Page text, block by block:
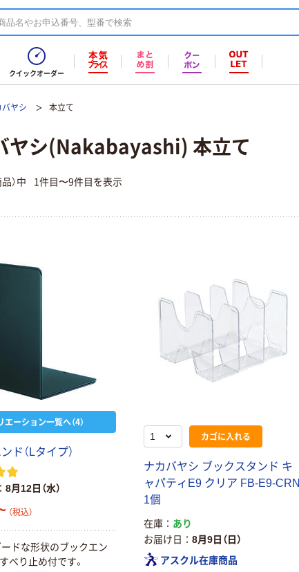
クイックオーダー
バヤシ 本立て
ヤシ(Nakabayashi) 本立て
）中 1件目〜9件目を表示
エーション一覧へ（4）
ド（Lタイプ）
8月12日（水）
（税込）
ドな形状のブックエン
べり止め付です。
カゴに入れる
ナカバヤシ ブックスタンド キ
ャパティE9 クリア FB-E9-CRN
1個
在庫
あり
お届け日
8月9日（日）
アスクル在庫商品